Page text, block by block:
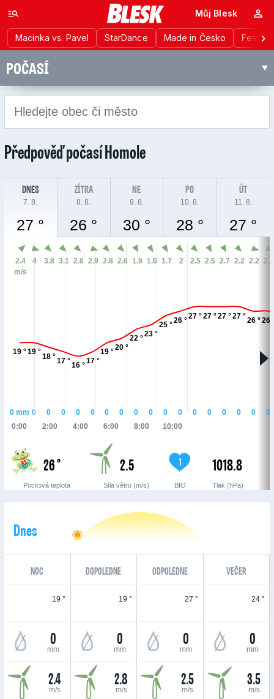
Macinka vs. Pavel StarDance Made in Česko
Můj Blesk
POČASÍ
Předpověď počasíHomole
DNES
7. 8.
27 °
ZÍTRA
8. 8.
26 °
NE
9. 8.
30 °
PO
10. 8.
28 °
ÚT
11. 8.
27 °
19 °19 °
18 °
17 °
16 °
17 °
19 °
20 °
22 °
23 °
25 °
26 °
27 °27 °27 °27 °
26 °26
0:00 2:00 4:00 6:00 8:00 10:00
0mm 0 0 0 0 0 0 0 0 0 0 0 0 0 0 0 0 0
2.4
m/s
4 3.8 3.1 2.6 2.9 2.8 2.6 1.9 1.6 1.7 2 2.5 2.5 2.7 2.2 2.2 2.3
26 °
Pocitová teplota
2.5
Síla větru (m/s)
1
BIO
1018.8
Tlak (hPa)
Dnes
NOC DOPOLEDNE ODPOLEDNE VEČER
19 °
0
mm
2.4
m/s
19 °
0
mm
2.8
m/s
27 °
0
mm
2.5
m/s
24 °
0
mm
3.5
m/s